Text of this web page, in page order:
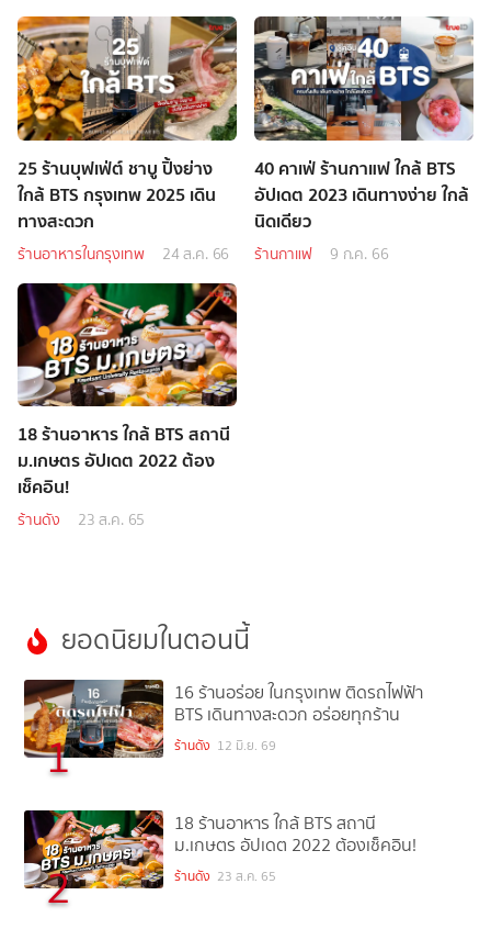
25 ร้านบุฟเฟ่ต์ ชาบู ปิ้งย่าง
ใกล้ BTS กรุงเทพ 2025 เดิน
ทางสะดวก
ร้านอาหารในกรุงเทพ 24 ส.ค. 66
40 คาเฟ่ ร้านกาแฟ ใกล้ BTS
อัปเดต 2023 เดินทางง่าย ใกล้
นิดเดียว
ร้านกาแฟ 9 ก.ค. 66
18 ร้านอาหาร ใกล้ BTS สถานี
ม.เกษตร อัปเดต 2022 ต้อง
เช็คอิน!
ร้านดัง 23 ส.ค. 65
ยอดนิยมในตอนนี้
1
16 ร้านอร่อย ในกรุงเทพ ติดรถไฟฟ้า
BTS เดินทางสะดวก อร่อยทุกร้าน
ร้านดัง 12 มิ.ย. 69
2
18 ร้านอาหาร ใกล้ BTS สถานี
ม.เกษตร อัปเดต 2022 ต้องเช็คอิน!
ร้านดัง 23 ส.ค. 65